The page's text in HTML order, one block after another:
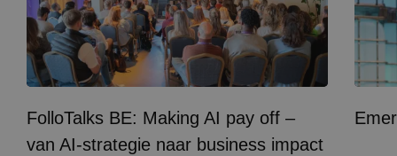
FolloTalks BE: Making AI pay off –
van AI-strategie naar business impact